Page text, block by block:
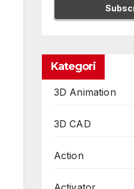
Kategori
3D Animation
3D CAD
Action